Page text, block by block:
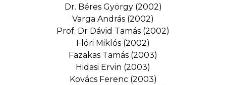
Dr. Béres György (2002)
Varga András (2002)
Prof. Dr Dávid Tamás (2002)
Flóri Miklós (2002)
Fazakas Tamás (2003)
Hidasi Ervin (2003)
Kovács Ferenc (2003)